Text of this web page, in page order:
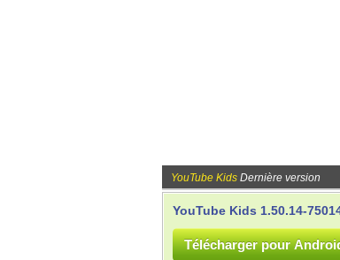
YouTube Kids Dernière version
YouTube Kids 1.50.14-